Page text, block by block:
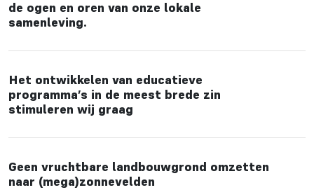
de ogen en oren van onze lokale
samenleving.
Het ontwikkelen van educatieve
programma’s in de meest brede zin
stimuleren wij graag
Geen vruchtbare landbouwgrond omzetten
naar (mega)zonnevelden